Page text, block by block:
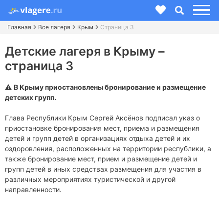
Главная Все лагеря Крым Страница 3
Детские лагеря в Крыму –
страница 3
⚠️ В Крыму приостановлены бронирование и размещение
детских групп.
Глава Республики Крым Сергей Аксёнов подписал указ о
приостановке бронирования мест, приема и размещения
детей и групп детей в организациях отдыха детей и их
оздоровления, расположенных на территории республики, а
также бронирование мест, прием и размещение детей и
групп детей в иных средствах размещения для участия в
различных мероприятиях туристической и другой
направленности.